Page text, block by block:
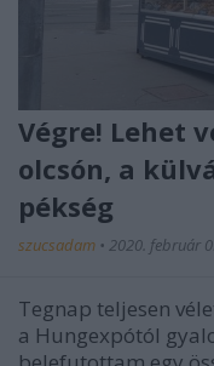
Végre! Lehet
olcsón, a
pékség
szucsadam • 2020. február
Tegnap teljesen
a Hungexpótól